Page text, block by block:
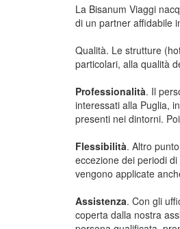
La Bisanum Viaggi
di un partner affidabile
Qualità. Le strutture
particolari, alla qualità
Professionalità. Il
interessati alla Puglia,
presenti nei dintorni.
Flessibilità. Altro
eccezione dei periodi
vengono applicate
Assistenza. Con gli
coperta dalla nostra